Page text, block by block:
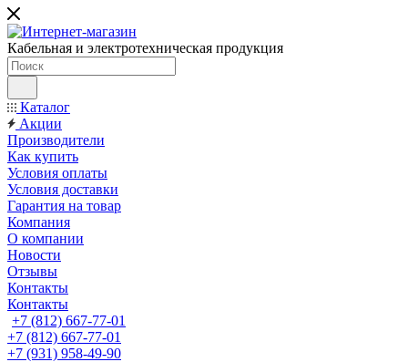
Кабельная и электротехническая продукция
Каталог
Акции
Производители
Как купить
Условия оплаты
Условия доставки
Гарантия на товар
Компания
О компании
Новости
Отзывы
Контакты
Контакты
+7 (812) 667-77-01
+7 (812) 667-77-01
+7 (931) 958-49-90